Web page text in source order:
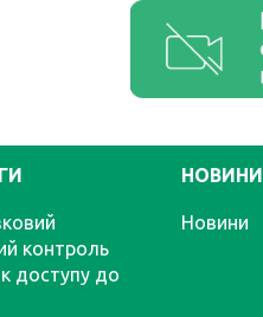
контроль
доступу до
НОВИНИ
Новини